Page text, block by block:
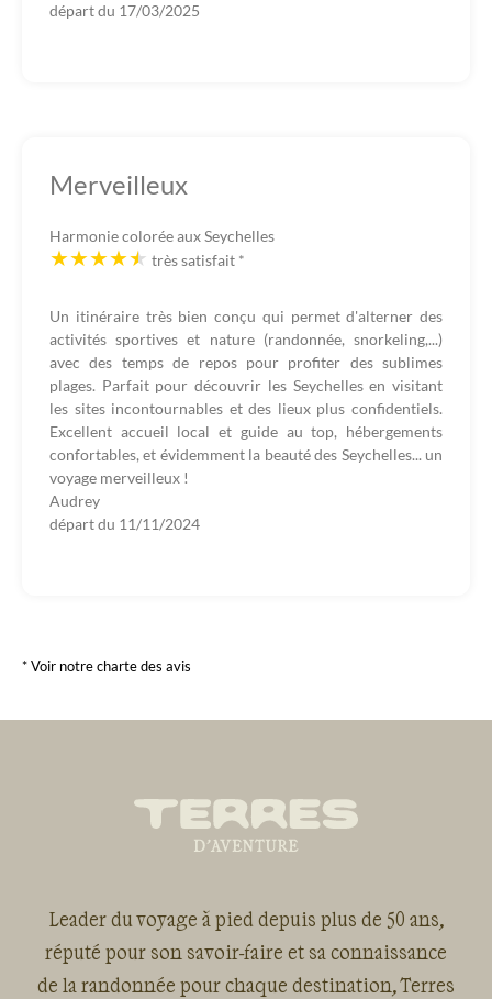
départ du 17/03/2025
Merveilleux
Harmonie colorée aux Seychelles
très satisfait *
Un itinéraire très bien conçu qui permet d'alterner des
activités sportives et nature (randonnée, snorkeling,...)
avec des temps de repos pour profiter des sublimes
plages. Parfait pour découvrir les Seychelles en visitant
les sites incontournables et des lieux plus confidentiels.
Excellent accueil local et guide au top, hébergements
confortables, et évidemment la beauté des Seychelles... un
voyage merveilleux !
Audrey
départ du 11/11/2024
* Voir notre charte des avis
Leader du voyage à pied depuis plus de 50 ans,
réputé pour son savoir-faire et sa connaissance
de la randonnée pour chaque destination, Terres